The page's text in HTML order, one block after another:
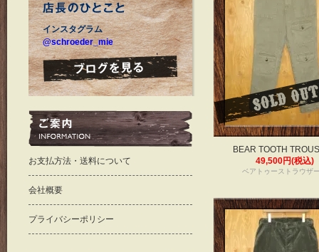
BEAR TOOTH
49,500円(税込)
ベアトゥーストラウザ
インスタグラム
@schroeder_mie
お支払方法・送料について
会社概要
プライバシーポリシー